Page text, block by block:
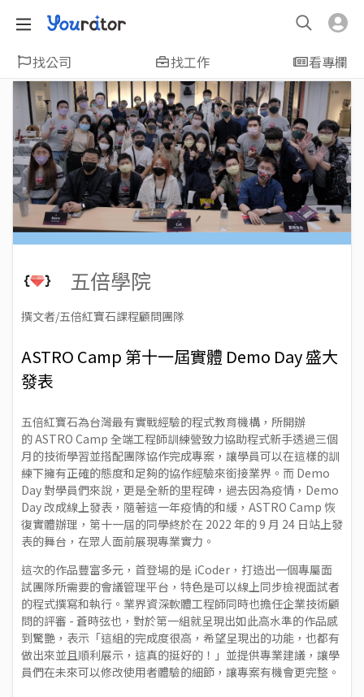
找公司 找工作 看專欄
五倍學院
撰文者/五倍紅寶石課程顧問團隊
ASTRO Camp 第十一屆實體 Demo Day 盛大
發表
五倍紅寶石為台灣最有實戰經驗的程式教育機構，所開辦
的ASTRO Camp 全端工程師訓練營致力協助程式新手透過三個
月的技術學習並搭配團隊協作完成專案，讓學員可以在這樣的訓
練下擁有正確的態度和足夠的協作經驗來銜接業界。而 Demo
Day 對學員們來說，更是全新的里程碑，過去因為疫情，Demo
Day 改成線上發表，隨著這一年疫情的和緩，ASTRO Camp 恢
復實體辦理，第十一屆的同學終於在 2022 年的 9 月 24 日站上發
表的舞台，在眾人面前展現專業實力。
這次的作品豐富多元，首登場的是 iCoder，打造出一個專屬面
試團隊所需要的會議管理平台，特色是可以線上同步檢視面試者
的程式撰寫和執行。業界資深軟體工程師同時也擔任企業技術顧
問的評審 - 蒼時弦也，對於第一組就呈現出如此高水準的作品感
到驚艷，表示「這組的完成度很高，希望呈現出的功能，也都有
做出來並且順利展示，這真的挺好的！」並提供專業建議，讓學
員們在未來可以修改使用者體驗的細節，讓專案有機會更完整。